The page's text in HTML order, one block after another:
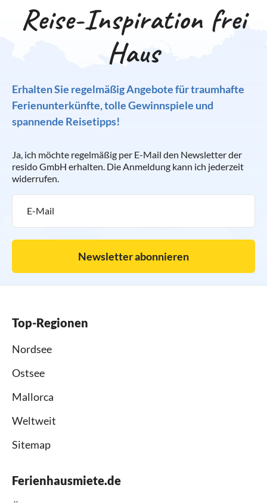
Reise-Inspiration frei
Haus
Erhalten Sie regelmäßig Angebote für traumhafte
Ferienunterkünfte, tolle Gewinnspiele und
spannende Reisetipps!
Ja, ich möchte regelmäßig per E-Mail den Newsletter der
resido GmbH erhalten. Die Anmeldung kann ich jederzeit
widerrufen.
Newsletter abonnieren
Top-Regionen
Nordsee
Ostsee
Mallorca
Weltweit
Sitemap
Ferienhausmiete.de